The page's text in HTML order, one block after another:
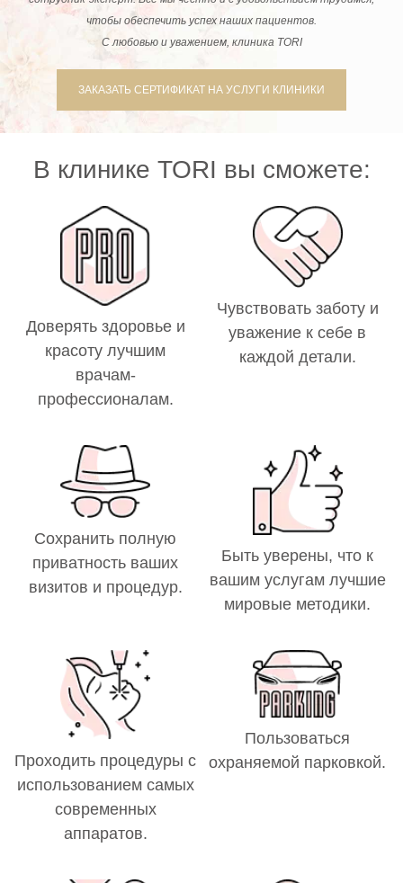
чтобы обеспечить успех наших пациентов.
С любовью и уважением, клиника TORI
ЗАКАЗАТЬ СЕРТИФИКАТ НА УСЛУГИ КЛИНИКИ
В клинике TORI вы сможете:
Доверять здоровье и
красоту лучшим
врачам-
профессионалам.
Чувствовать заботу и
уважение к себе в
каждой детали.
Сохранить полную
приватность ваших
визитов и процедур.
Быть уверены, что к
вашим услугам лучшие
мировые методики.
Проходить процедуры с
использованием самых
современных
аппаратов.
Пользоваться
охраняемой парковкой.